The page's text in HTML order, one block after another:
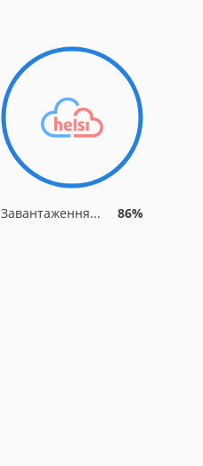
Завантаження... 90%